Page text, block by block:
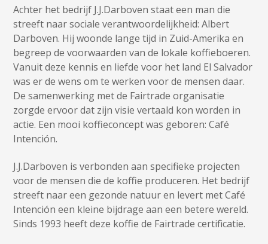
Achter het bedrijf J.J.Darboven staat een man die
streeft naar sociale verantwoordelijkheid: Albert
Darboven. Hij woonde lange tijd in Zuid-Amerika en
begreep de voorwaarden van de lokale koffieboeren.
Vanuit deze kennis en liefde voor het land El Salvador
was er de wens om te werken voor de mensen daar.
De samenwerking met de Fairtrade organisatie
zorgde ervoor dat zijn visie vertaald kon worden in
actie. Een mooi koffieconcept was geboren: Café
Intención.
J.J.Darboven is verbonden aan specifieke projecten
voor de mensen die de koffie produceren. Het bedrijf
streeft naar een gezonde natuur en levert met Café
Intención een kleine bijdrage aan een betere wereld.
Sinds 1993 heeft deze koffie de Fairtrade certificatie.